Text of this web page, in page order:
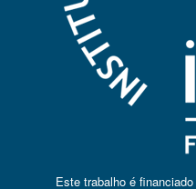
Este trabalho é